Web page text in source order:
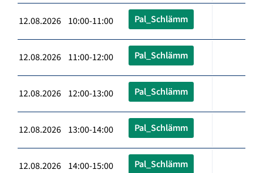
12.08.2026 10:00-11:00 Pal_Schlämm
12.08.2026 11:00-12:00 Pal_Schlämm
12.08.2026 12:00-13:00 Pal_Schlämm
12.08.2026 13:00-14:00 Pal_Schlämm
12.08.2026 14:00-15:00 Pal_Schlämm